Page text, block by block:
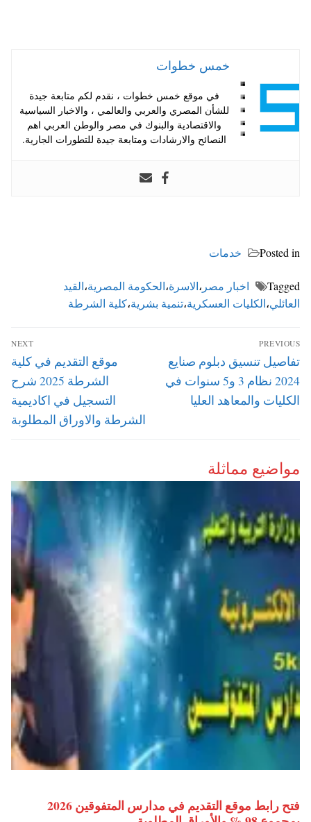
خمس خطوات
في موقع خمس خطوات ، نقدم لكم متابعة جيدة
للشأن المصري والعربي والعالمي ، والاخبار السياسية
والاقتصادية والبنوك في مصر والوطن العربي اهم
النصائح والارشادات ومتابعة جيدة للتطورات الجارية.
Posted in خدمات
Tagged اخبار مصر ،الاسرة،الحكومة المصرية،القيد
العائلي،الكليات العسكرية،تنمية بشرية،كلية الشرطة
تصفّح
المقالات
PREVIOUS
Previous
post:
تفاصيل تنسيق دبلوم صنايع
2024 نظام 3 و5 سنوات في
الكليات والمعاهد العليا
NEXT
Next
post:
موقع التقديم في كلية
الشرطة 2025 شرح
التسجيل في اكاديمية
الشرطة والاوراق المطلوبة
مواضيع مماثلة
فتح رابط موقع التقديم في مدارس المتفوقين 2026